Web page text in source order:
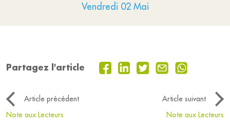
Vendredi 02 Mai
Partagez l'article
Article précédent
Article suivant
Note aux Lecteurs
Note aux Lecteurs